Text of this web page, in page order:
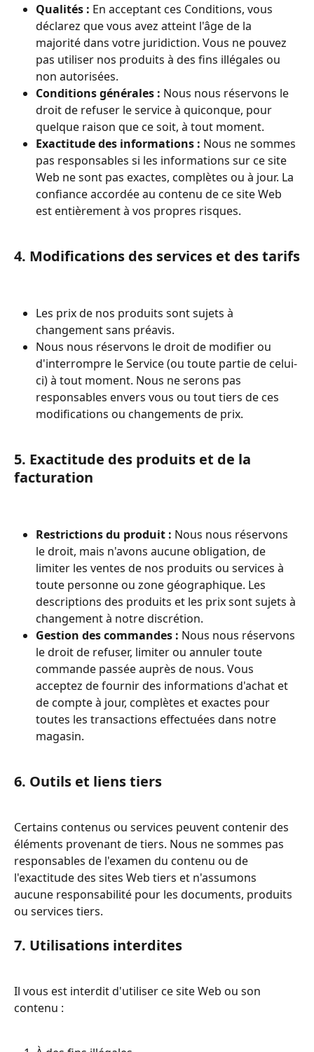
Qualités : En acceptant ces Conditions, vous
déclarez que vous avez atteint l'âge de la
majorité dans votre juridiction. Vous ne pouvez
pas utiliser nos produits à des fins illégales ou
non autorisées.
Conditions générales : Nous nous réservons le
droit de refuser le service à quiconque, pour
quelque raison que ce soit, à tout moment.
Exactitude des informations : Nous ne sommes
pas responsables si les informations sur ce site
Web ne sont pas exactes, complètes ou à jour. La
confiance accordée au contenu de ce site Web
est entièrement à vos propres risques.
4. Modifications des services et des tarifs
Les prix de nos produits sont sujets à
changement sans préavis.
Nous nous réservons le droit de modifier ou
d'interrompre le Service (ou toute partie de celui-
ci) à tout moment. Nous ne serons pas
responsables envers vous ou tout tiers de ces
modifications ou changements de prix.
5. Exactitude des produits et de la
facturation
Restrictions du produit : Nous nous réservons
le droit, mais n'avons aucune obligation, de
limiter les ventes de nos produits ou services à
toute personne ou zone géographique. Les
descriptions des produits et les prix sont sujets à
changement à notre discrétion.
Gestion des commandes : Nous nous réservons
le droit de refuser, limiter ou annuler toute
commande passée auprès de nous. Vous
acceptez de fournir des informations d'achat et
de compte à jour, complètes et exactes pour
toutes les transactions effectuées dans notre
magasin.
6. Outils et liens tiers
Certains contenus ou services peuvent contenir des
éléments provenant de tiers. Nous ne sommes pas
responsables de l'examen du contenu ou de
l'exactitude des sites Web tiers et n'assumons
aucune responsabilité pour les documents, produits
ou services tiers.
7. Utilisations interdites
Il vous est interdit d'utiliser ce site Web ou son
contenu :